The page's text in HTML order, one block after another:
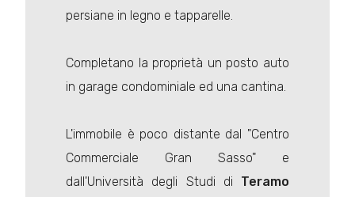
persiane in legno e tapparelle.
Completano la proprietà un posto auto
in garage condominiale ed una cantina.
L'immobile è poco distante dal "Centro
Commerciale Gran Sasso" e
dall'Università degli Studi di Teramo